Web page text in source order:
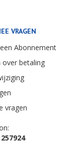
VRAGEN
Abonnement
over betaling
vragen